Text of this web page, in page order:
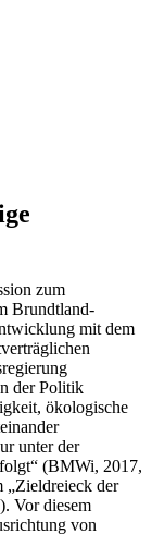
zum
Brundtland-
mit dem
der Politik
ökologische
unter der
(BMWi, 2017,
„Zieldreieck der
Vor diesem
von